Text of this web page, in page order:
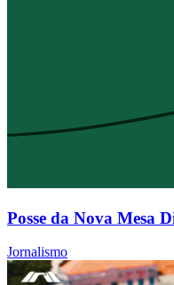
Posse da Nova Mesa
Jornalismo